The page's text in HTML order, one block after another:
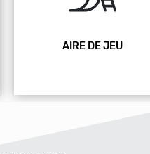
AIRE DE JEU